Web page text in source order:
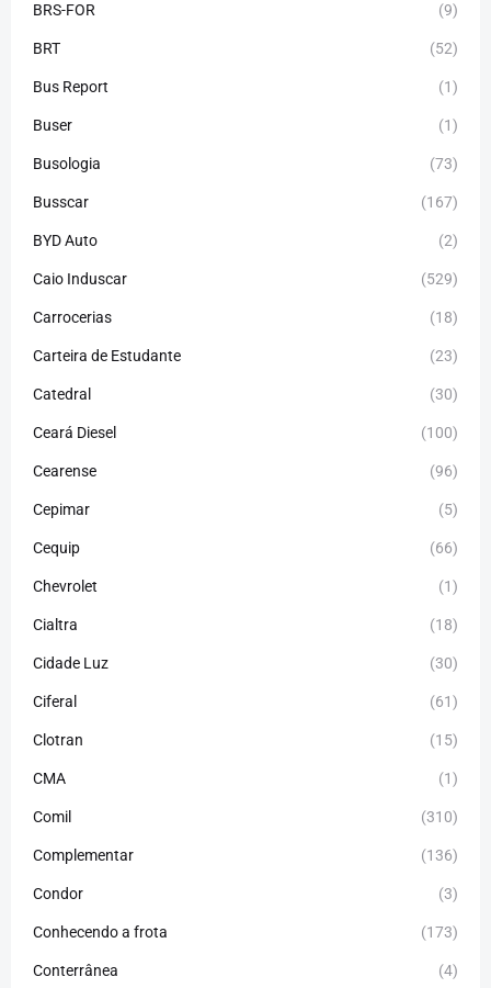
BRS-FOR (9)
BRT (52)
Bus Report (1)
Buser (1)
Busologia (73)
Busscar (167)
BYD Auto (2)
Caio Induscar (529)
Carrocerias (18)
Carteira de Estudante (23)
Catedral (30)
Ceará Diesel (100)
Cearense (96)
Cepimar (5)
Cequip (66)
Chevrolet (1)
Cialtra (18)
Cidade Luz (30)
Ciferal (61)
Clotran (15)
CMA (1)
Comil (310)
Complementar (136)
Condor (3)
Conhecendo a frota (173)
Conterrânea (4)